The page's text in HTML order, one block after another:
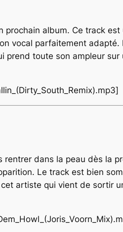
prochain album. Ce track est
vocal parfaitement adapté.
prend toute son ampleur sur
rentrer dans la peau dès la
Le track est bien
artiste qui vient de sortir